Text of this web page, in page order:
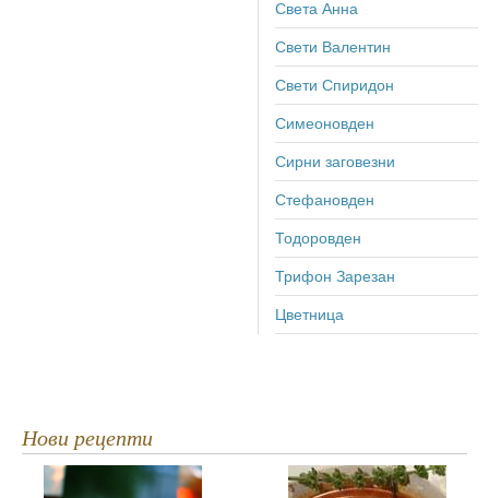
Света Анна
Свети Валентин
Свети Спиридон
Симеоновден
Сирни заговезни
Стефановден
Тодоровден
Трифон Зарезан
Цветница
Нови рецепти